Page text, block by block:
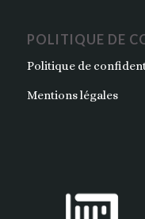
POLITIQUE DE
Politique de
Mentions légales